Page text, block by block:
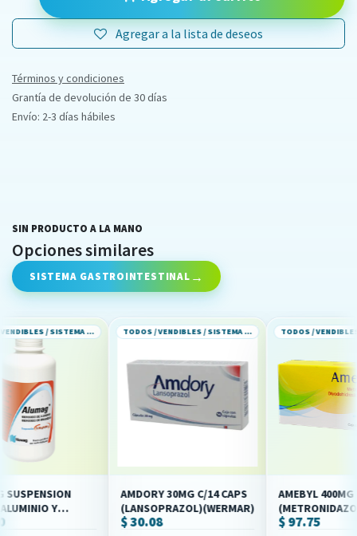
Agregar a la lista de deseos
Términos y condiciones
Grantía de devolución de 30 días
Envío: 2-3 días hábiles
SIN PRODUCTO A LA MANO
Opciones similares
SISTEMA GASTROINTESTINAL
TODOS / VENDIBLES / SISTEMA GASTROINTESTINAL
Y
TODOS / VENDIBLES / SISTEMA GASTROINTESTINAL
AMDORY 30MG C/14 CAPS
(LANSOPRAZOL)(WERMAR)
$ 30.08
AMEBYL 400MG C/
(METRONIDAZOL/
(OFFENBACH)
$ 97.75